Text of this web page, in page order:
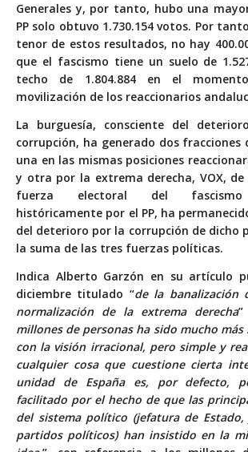
Generales y, por tanto, hubo una
PP solo obtuvo 1.730.154 votos. Por
tenor de estos resultados, no hay
que el fascismo tiene un suelo de
techo de 1.804.884 en el
movilización de los reaccionarios
La burguesía, consciente del
corrupción, ha generado dos fracciones
una en las mismas posiciones
y otra por la extrema derecha, VOX,
fuerza electoral del fascismo
históricamente por el PP, ha
del deterioro por la corrupción de dicho
la suma de las tres fuerzas políticas.
Indica Alberto Garzón en su artículo
diciembre titulado “de la banalización
normalización de la extrema derecha
millones de personas ha sido mucho más
con la visión irracional, pero simple y
cualquier cosa que cuestione cierta
unidad de España es, por defecto,
facilitado por el hecho de que las
del sistema político (jefatura de Estado,
partidos políticos) han insistido en la